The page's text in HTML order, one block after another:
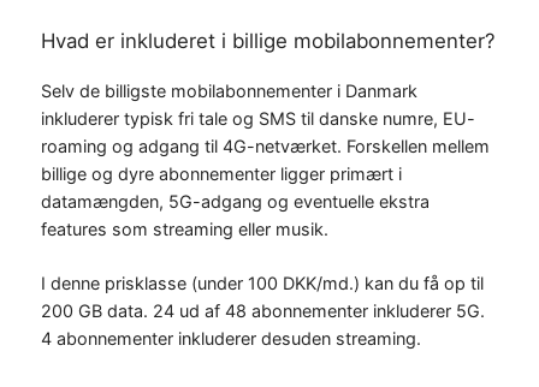
Hvad er inkluderet i billige mobilabonnementer?
Selv de billigste mobilabonnementer i Danmark
inkluderer typisk fri tale og SMS til danske numre, EU-
roaming og adgang til 4G-netværket. Forskellen mellem
billige og dyre abonnementer ligger primært i
datamængden, 5G-adgang og eventuelle ekstra
features som streaming eller musik.
I denne prisklasse (under 100 DKK/md.) kan du få op til
200 GB data. 24 ud af 48 abonnementer inkluderer 5G.
4 abonnementer inkluderer desuden streaming.